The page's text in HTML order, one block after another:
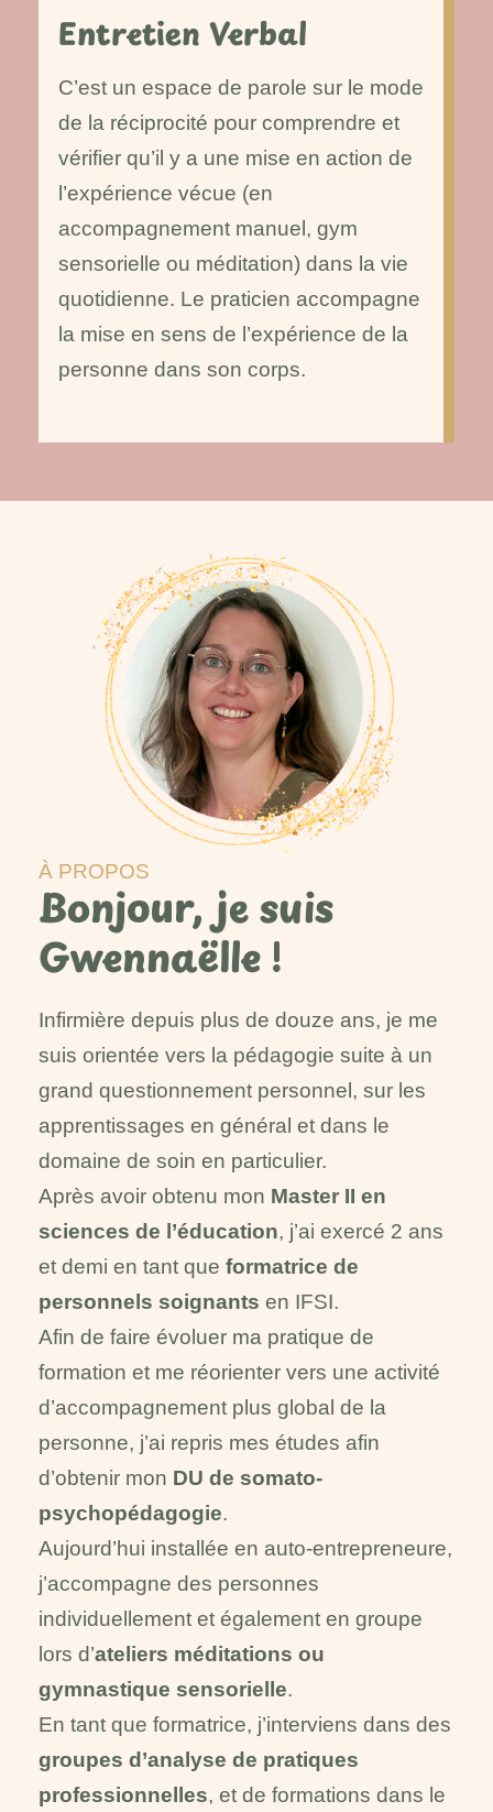
Entretien Verbal
C’est un espace de parole sur le mode
de la réciprocité pour comprendre et
vérifier qu’il y a une mise en action de
l’expérience vécue (en
accompagnement manuel, gym
sensorielle ou méditation) dans la vie
quotidienne. Le praticien accompagne
la mise en sens de l’expérience de la
personne dans son corps.
À PROPOS
Bonjour, je suis
Gwennaëlle !
Infirmière depuis plus de douze ans, je me
suis orientée vers la pédagogie suite à un
grand questionnement personnel, sur les
apprentissages en général et dans le
domaine de soin en particulier.
Après avoir obtenu mon Master II en
sciences de l’éducation, j’ai exercé 2 ans
et demi en tant queformatrice de
personnels soignants en IFSI.
Afin de faire évoluer ma pratique de
formation et me réorienter vers une activité
d’accompagnement plus global de la
personne, j’ai repris mes études afin
d’obtenir mon DU de somato-
psychopédagogie.
Aujourd’hui installée en auto-entrepreneure,
j’accompagne des personnes
individuellement et également en groupe
lors d’ateliers méditations ou
gymnastique sensorielle.
En tant que formatrice, j’interviens dans des
groupes d’analyse de pratiques
professionnelles, et de formations dans le